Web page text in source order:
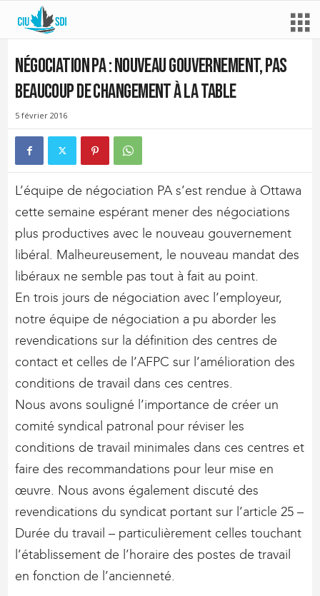
Négociation PA : nouveau gouvernement, pas
beaucoup de changement à la table
5 février 2016
L’équipe de négociation PA s’est rendue à Ottawa
cette semaine espérant mener des négociations
plus productives avec le nouveau gouvernement
libéral. Malheureusement, le nouveau mandat des
libéraux ne semble pas tout à fait au point.
En trois jours de négociation avec l’employeur,
notre équipe de négociation a pu aborder les
revendications sur la définition des centres de
contact et celles de l’AFPC sur l’amélioration des
conditions de travail dans ces centres.
Nous avons souligné l’importance de créer un
comité syndical patronal pour réviser les
conditions de travail minimales dans ces centres et
faire des recommandations pour leur mise en
œuvre. Nous avons également discuté des
revendications du syndicat portant sur l’article 25 –
Durée du travail – particulièrement celles touchant
l’établissement de l’horaire des postes de travail
en fonction de l’ancienneté.